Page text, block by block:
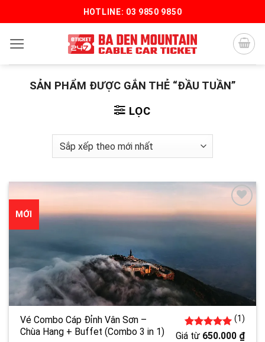
qua
nội
HOTLINE: 03 9850 9850
SẢN PHẨM ĐƯỢC GẮN THẺ “ĐẦU TUẦN”
LỌC
MỚI
Vé Combo Cáp Đỉnh Vân Sơn –
Chùa Hang + Buffet (Combo 3 in 1)
5.00trên 5
1
(1)
Giá từ 650.000 ₫